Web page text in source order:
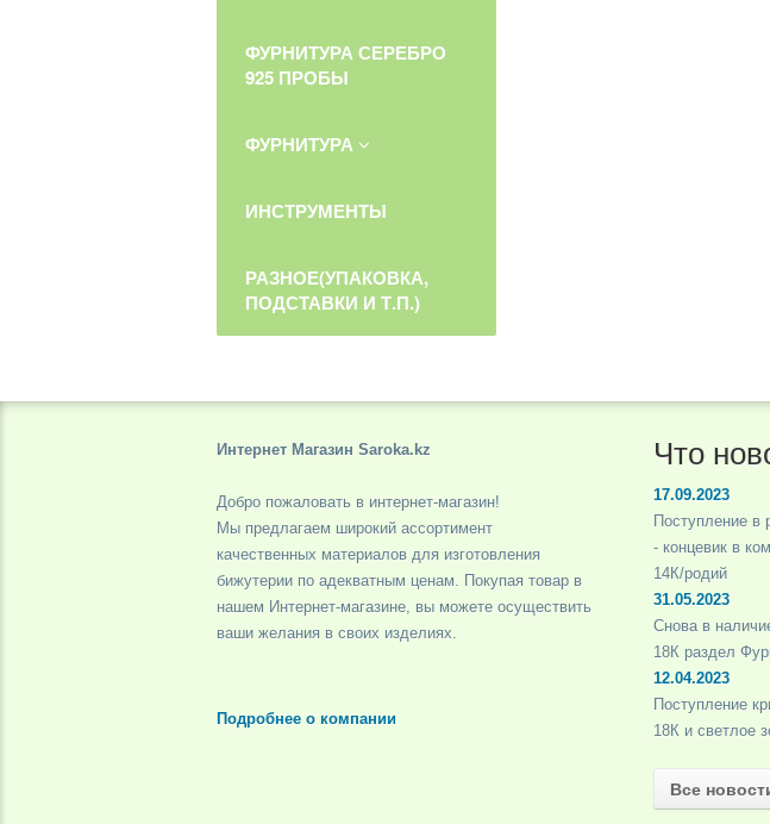
ФУРНИТУРА СЕРЕБРО
925 ПРОБЫ
ФУРНИТУРА
ИНСТРУМЕНТЫ
РАЗНОЕ(УПАКОВКА,
ПОДСТАВКИ И Т.П.)
Интернет Магазин Saroka.kz
Добро пожаловать в интернет-магазин!
Мы предлагаем широкий ассортимент
качественных материалов для изготовления
бижутерии по адекватным ценам. Покупая товар в
нашем Интернет-магазине, вы можете осуществить
ваши желания в своих изделиях.
Подробнее о компании
Что
17.09.2023
Поступление в
- концевик в
14К/родий
31.05.2023
Снова в
18К раздел
12.04.2023
Поступление
18К и светлое
Все